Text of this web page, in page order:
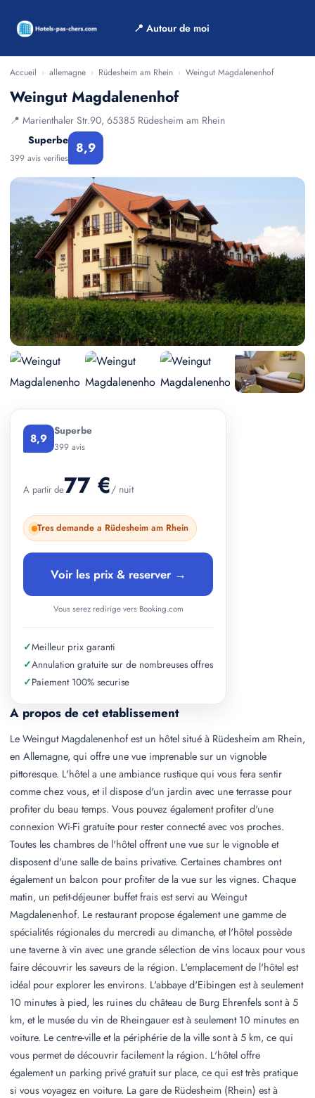
📍 Autour de moi
Accueil › allemagne › Rüdesheim am Rhein › Weingut Magdalenenhof
Weingut Magdalenenhof
📍 Marienthaler Str.90, 65385 Rüdesheim am Rhein
Superbe
399 avis verifies
8,9
A propos de cet etablissement
Le Weingut Magdalenenhof est un hôtel situé à Rüdesheim am Rhein,
en Allemagne, qui offre une vue imprenable sur un vignoble
pittoresque. L'hôtel a une ambiance rustique qui vous fera sentir
comme chez vous, et il dispose d'un jardin avec une terrasse pour
profiter du beau temps. Vous pouvez également profiter d'une
connexion Wi-Fi gratuite pour rester connecté avec vos proches.
Toutes les chambres de l'hôtel offrent une vue sur le vignoble et
disposent d'une salle de bains privative. Certaines chambres ont
également un balcon pour profiter de la vue sur les vignes. Chaque
matin, un petit-déjeuner buffet frais est servi au Weingut
Magdalenenhof. Le restaurant propose également une gamme de
spécialités régionales du mercredi au dimanche, et l'hôtel possède
une taverne à vin avec une grande sélection de vins locaux pour vous
faire découvrir les saveurs de la région. L'emplacement de l'hôtel est
idéal pour explorer les environs. L'abbaye d'Eibingen est à seulement
10 minutes à pied, les ruines du château de Burg Ehrenfels sont à 5
km, et le musée du vin de Rheingauer est à seulement 10 minutes en
voiture. Le centre-ville et la périphérie de la ville sont à 5 km, ce qui
vous permet de découvrir facilement la région. L'hôtel offre
également un parking privé gratuit sur place, ce qui est très pratique
si vous voyagez en voiture. La gare de Rüdesheim (Rhein) est à
8,9 Superbe
399 avis
A partir de77 €/ nuit
Tres demande a Rüdesheim am Rhein
Voir les prix & reserver →
Vous serez redirige vers Booking.com
✓Meilleur prix garanti
✓Annulation gratuite sur de nombreuses offres
✓Paiement 100% securise